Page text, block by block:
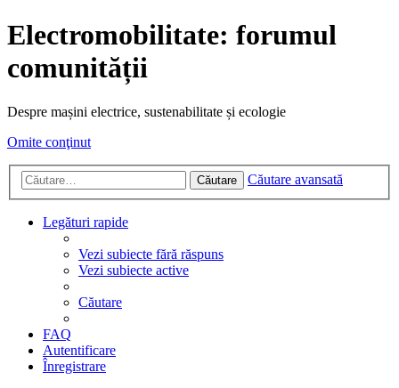
Electromobilitate: forumul
comunității
Despre mașini electrice, sustenabilitate și ecologie
Omite conţinut
Căutare Căutare avansată
Legături rapide
Vezi subiecte fără răspuns
Vezi subiecte active
Căutare
FAQ
Autentificare
Înregistrare